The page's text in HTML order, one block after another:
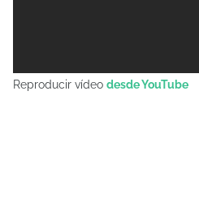
Reproducir vídeo desde YouTube